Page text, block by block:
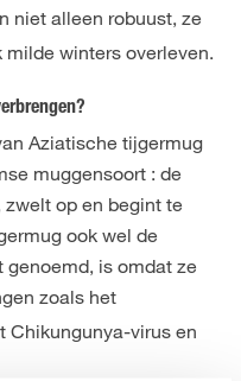
niet alleen robuust, ze
winters overleven.
Aziatische tijgermug
muggensoort : de
op en begint te
ook wel de
is omdat ze
zoals het
Chikungunya-virus en